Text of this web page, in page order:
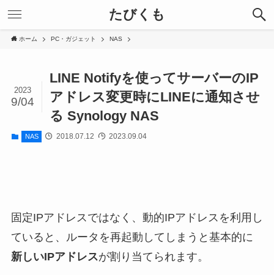
たびくも
ホーム PC・ガジェット NAS
LINE Notifyを使ってサーバーのIP
アドレス変更時にLINEに通知させ
る Synology NAS
2023
9/04
NAS 2018.07.12 2023.09.04
固定IPアドレスではなく、動的IPアドレスを利用し
ていると、ルータを再起動してしまうと基本的に
新しいIPアドレスが割り当てられます。